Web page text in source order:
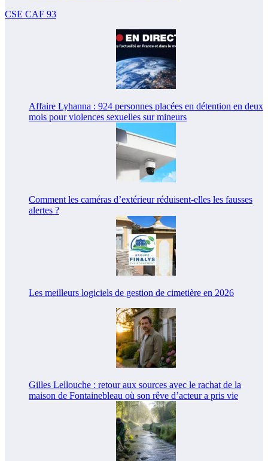
CSE CAF 93
Affaire Lyhanna : 924 personnes placées en détention en deux
mois pour violences sexuelles sur mineurs
Comment les caméras d’extérieur réduisent-elles les fausses
alertes ?
Les meilleurs logiciels de gestion de cimetière en 2026
Gilles Lellouche : retour aux sources avec le rachat de la
maison de Fontainebleau où son rêve d’acteur a pris vie